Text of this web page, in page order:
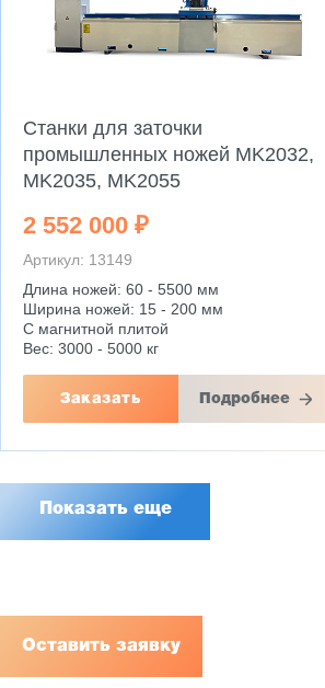
Станки для заточки
промышленных ножей MK2032,
MK2035, MK2055
2 552 000 ₽
Артикул: 13149
Длина ножей: 60 - 5500 мм
Ширина ножей: 15 - 200 мм
С магнитной плитой
Вес: 3000 - 5000 кг
Заказать Подробнее
Показать еще
Оставить заявку